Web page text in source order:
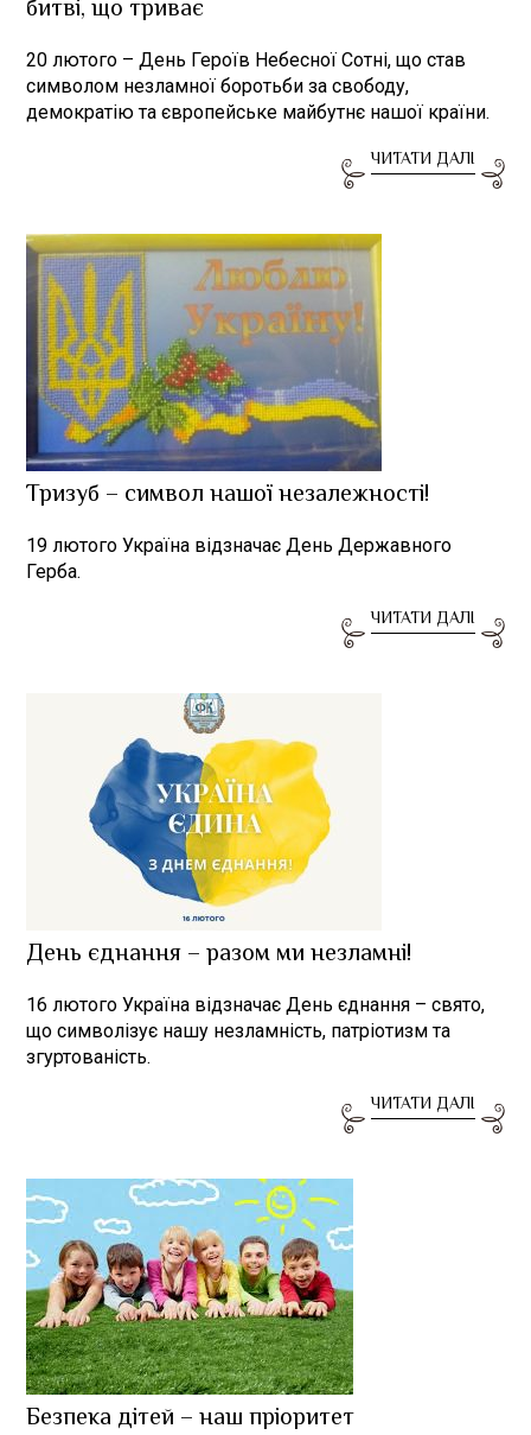
битві, що триває
20 лютого – День Героїв Небесної Сотні, що став
символом незламної боротьби за свободу,
демократію та європейське майбутнє нашої країни.
ЧИТАТИ ДАЛІ
Тризуб – символ нашої незалежності!
19 лютого Україна відзначає День Державного
Герба.
ЧИТАТИ ДАЛІ
День єднання – разом ми незламні!
16 лютого Україна відзначає День єднання – свято,
що символізує нашу незламність, патріотизм та
згуртованість.
ЧИТАТИ ДАЛІ
Безпека дітей – наш пріоритет